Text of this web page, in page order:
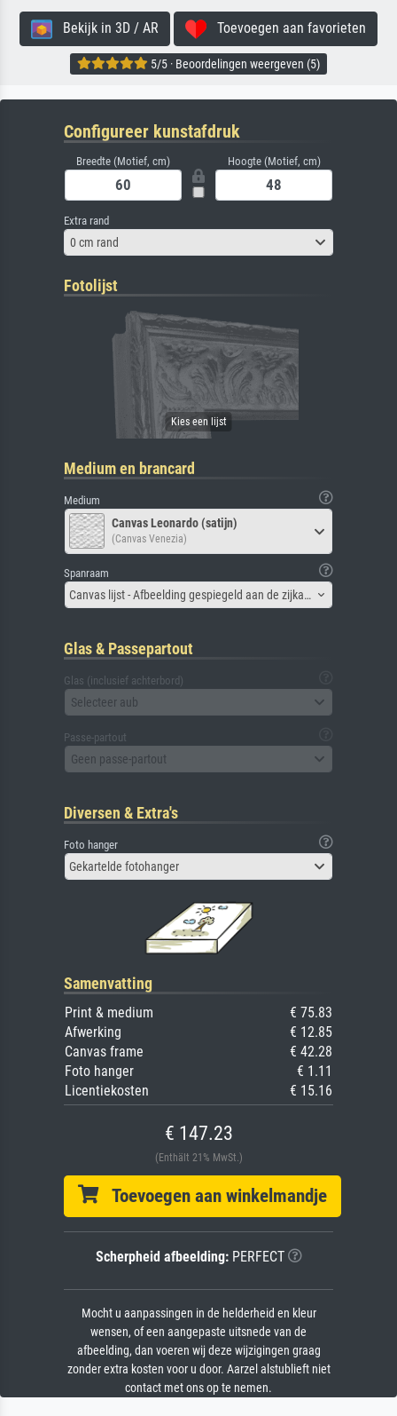
Bekijk in 3D / AR Toevoegen aan favorieten
5/5 · Beoordelingen weergeven (5)
Configureer kunstafdruk
Breedte (Motief, cm) Hoogte (Motief, cm)
Extra rand
0 cm rand
Fotolijst
Medium en brancard
Medium
Canvas Leonardo (satijn)
(Canvas Venezia)
Spanraam
Canvas lijst - Afbeelding gespiegeld aan de zijkant
Glas & Passepartout
Glas (inclusief achterbord)
Selecteer aub
Passe-partout
Geen passe-partout
Diversen & Extra's
Foto hanger
Gekartelde fotohanger
Samenvatting
Print & medium
€ 75.83
Afwerking
€ 12.85
Canvas frame
€ 42.28
Foto hanger
€ 1.11
Licentiekosten
€ 15.16
€ 147.23
(Enthält 21% MwSt.)
Toevoegen aan winkelmandje
Scherpheid afbeelding:PERFECT
Mocht u aanpassingen in de helderheid en kleur
wensen, of een aangepaste uitsnede van de
afbeelding, dan voeren wij deze wijzigingen graag
zonder extra kosten voor u door. Aarzel alstublieft niet
contact met ons op te nemen.